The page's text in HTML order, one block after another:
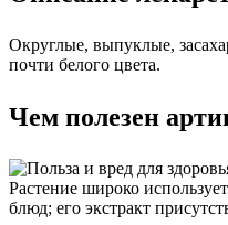
Округлые, выпуклые,
почти белого цвета.
Чем полезен
Растение широко
блюд; его экстракт